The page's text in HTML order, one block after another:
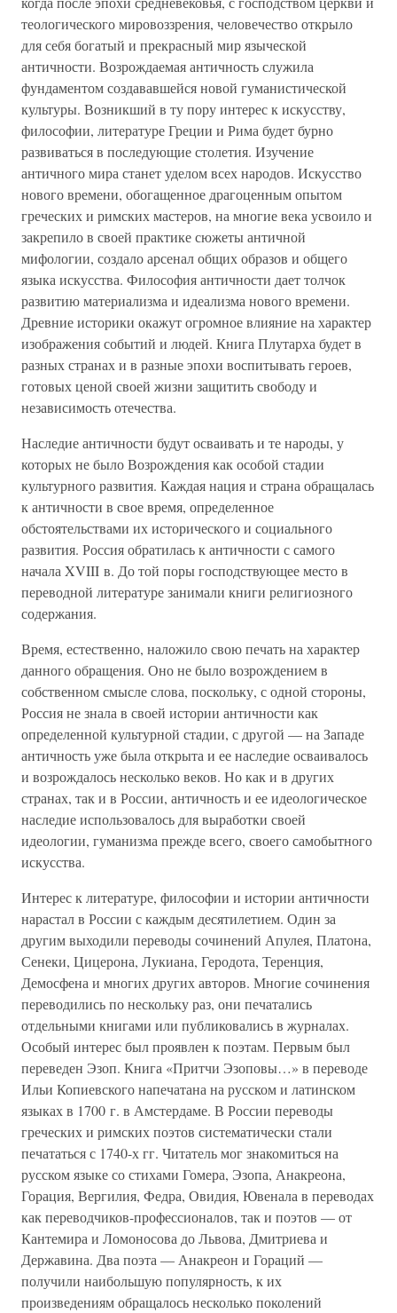
теологического мировоззрения, человечество открыло
для себя богатый и прекрасный мир языческой
античности. Возрождаемая античность служила
фундаментом создававшейся новой гуманистической
культуры. Возникший в ту пору интерес к искусству,
философии, литературе Греции и Рима будет бурно
развиваться в последующие столетия. Изучение
античного мира станет уделом всех народов. Искусство
нового времени, обогащенное драгоценным опытом
греческих и римских мастеров, на многие века усвоило и
закрепило в своей практике сюжеты античной
мифологии, создало арсенал общих образов и общего
языка искусства. Философия античности дает толчок
развитию материализма и идеализма нового времени.
Древние историки окажут огромное влияние на характер
изображения событий и людей. Книга Плутарха будет в
разных странах и в разные эпохи воспитывать героев,
готовых ценой своей жизни защитить свободу и
независимость отечества.
Наследие античности будут осваивать и те народы, у
которых не было Возрождения как особой стадии
культурного развития. Каждая нация и страна обращалась
к античности в свое время, определенное
обстоятельствами их исторического и социального
развития. Россия обратилась к античности с самого
начала XVIII в. До той поры господствующее место в
переводной литературе занимали книги религиозного
содержания.
Время, естественно, наложило свою печать на характер
данного обращения. Оно не было возрождением в
собственном смысле слова, поскольку, с одной стороны,
Россия не знала в своей истории античности как
определенной культурной стадии, с другой — на Западе
античность уже была открыта и ее наследие осваивалось
и возрождалось несколько веков. Но как и в других
странах, так и в России, античность и ее идеологическое
наследие использовалось для выработки своей
идеологии, гуманизма прежде всего, своего самобытного
искусства.
Интерес к литературе, философии и истории античности
нарастал в России с каждым десятилетием. Один за
другим выходили переводы сочинений Апулея, Платона,
Сенеки, Цицерона, Лукиана, Геродота, Теренция,
Демосфена и многих других авторов. Многие сочинения
переводились по нескольку раз, они печатались
отдельными книгами или публиковались в журналах.
Особый интерес был проявлен к поэтам. Первым был
переведен Эзоп. Книга «Притчи Эзоповы…» в переводе
Ильи Копиевского напечатана на русском и латинском
языках в 1700 г. в Амстердаме. В России переводы
греческих и римских поэтов систематически стали
печататься с 1740-х гг. Читатель мог знакомиться на
русском языке со стихами Гомера, Эзопа, Анакреона,
Горация, Вергилия, Федра, Овидия, Ювенала в переводах
как переводчиков-профессионалов, так и поэтов — от
Кантемира и Ломоносова до Львова, Дмитриева и
Державина. Два поэта — Анакреон и Гораций —
получили наибольшую популярность, к их
произведениям обращалось несколько поколений